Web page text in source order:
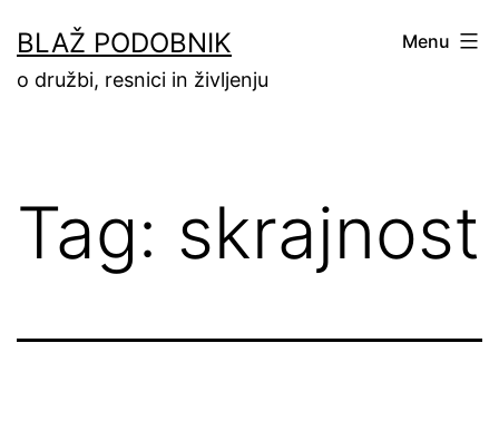
to
content
BLAŽ PODOBNIK
o družbi, resnici in življenju
Menu
Tag: skrajnost